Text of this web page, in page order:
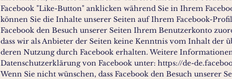
Facebook "Like-Button" anklicken während Sie in Ihrem
können Sie die Inhalte unserer Seiten auf Ihrem Facebook-
Facebook den Besuch unserer Seiten Ihrem Benutzerkonto
dass wir als Anbieter der Seiten keine Kenntnis vom Inhalt der
deren Nutzung durch Facebook erhalten. Weitere
Datenschutzerklärung von Facebook unter: https://de-
Wenn Sie nicht wünschen, dass Facebook den Besuch unserer